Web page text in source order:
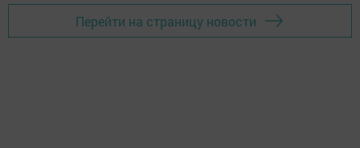
Перейти на страницу новости